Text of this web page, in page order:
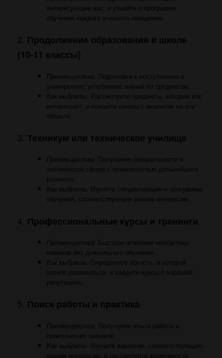
интересующие вас, и узнайте о программе
обучения каждого учебного заведения.
2. Продолжение образования в школе
(10-11 классы)
Преимущества: Подготовка к поступлению в
университет, углубление знаний по предметам.
Как выбрать: Рассмотрите предметы, которые вас
интересуют, и поищите школы с акцентом на эти
области.
3. Техникум или техническое училище
Преимущества: Получение специальности в
технической сфере с возможностью дальнейшего
развития.
Как выбрать: Изучите специализации и программы
обучения, соответствующие вашим интересам.
4. Профессиональные курсы и тренинги
Преимущества: Быстрое освоение конкретных
навыков без длительного обучения.
Как выбрать: Определите область, в которой
хотите развиваться, и найдите курсы с хорошей
репутацией.
5. Поиск работы и практика
Преимущества: Получение опыта работы и
практических навыков.
Как выбрать: Изучите вакансии, соответствующие
вашим интересам, и рассмотрите возможность